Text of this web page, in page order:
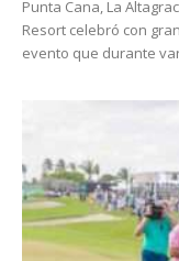
Punta Cana, La
Resort celebró con
evento que durante